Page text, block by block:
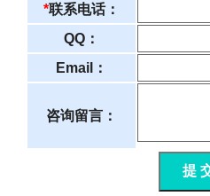
*联系电话：
QQ：
Email：
咨询留言：
提